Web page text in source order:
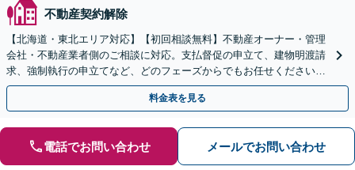
不動産契約解除
【北海道・東北エリア対応】【初回相談無料】不動産オーナー・管理
会社・不動産業者側のご相談に対応。支払督促の申立て、建物明渡請
求、強制執行の申立てなど、どのフェーズからでもお任せください。
他士業ともワンストップで対応可能【休日・夜間面談OK】
料金表を見る
電話でお問い合わせ メールでお問い合わせ